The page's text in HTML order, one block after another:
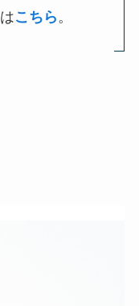
はこちら 。